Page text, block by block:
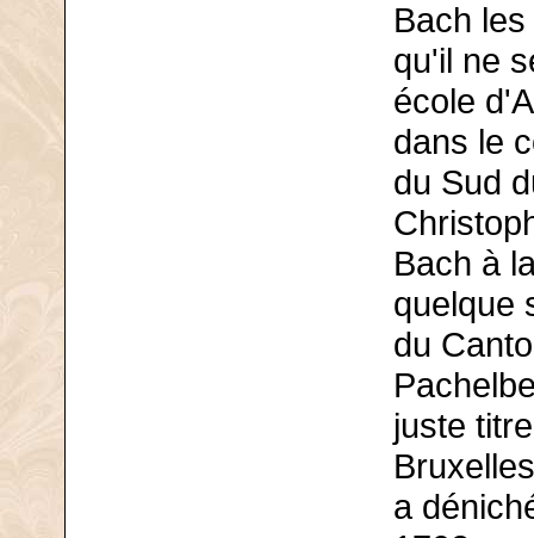
Bach
qu'il ne
école
dans le
du Sud
Bach à
quelque
du
juste
a